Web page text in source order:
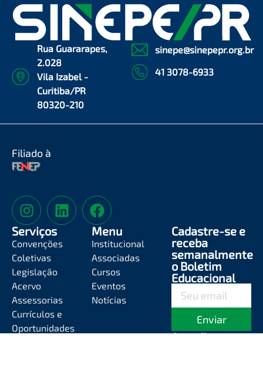
Rua Guararapes,
2.028
Vila Izabel -
Curitiba/PR
80320-210
sinepe@sinepepr.org.br
41 3078-6933
Filiado à
Serviços
Convenções
Coletivas
Legislação
Acervo
Assessorias
Currículos e
Oportunidades
Menu
Institucional
Associadas
Cursos
Eventos
Notícias
Cadastre-se e
receba
semanalmente
o Boletim
Educacional
Enviar
Atendimento